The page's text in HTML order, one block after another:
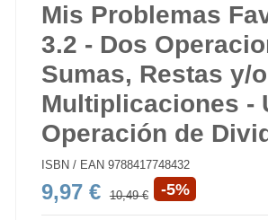
Mis Problemas
3.2 - Dos
Sumas, Restas y/o
Multiplicaciones -
Operación de
ISBN / EAN 9788417748432
9,97 € 10,49 € -5%